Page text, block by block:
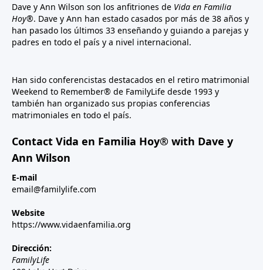
Dave y Ann Wilson son los anfitriones de Vida en Familia
Hoy®. Dave y Ann han estado casados por más de 38 años y
han pasado los últimos 33 enseñando y guiando a parejas y
padres en todo el país y a nivel internacional.
Han sido conferencistas destacados en el retiro matrimonial
Weekend to Remember® de FamilyLife desde 1993 y
también han organizado sus propias conferencias
matrimoniales en todo el país.
Contact Vida en Familia Hoy® with Dave y
Ann Wilson
E-mail
email@familylife.com
Website
https://www.vidaenfamilia.org
Dirección:
FamilyLife